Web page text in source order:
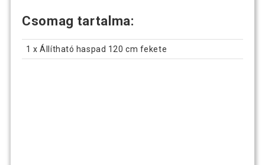
Csomag tartalma:
1 x Állítható haspad 120 cm fekete